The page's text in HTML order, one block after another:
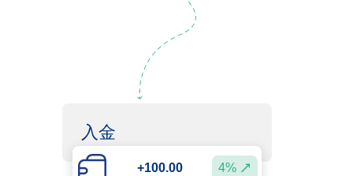
入金
+100.00 4%